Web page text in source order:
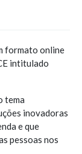
formato online
intitulado
tema
inovadoras
e que
pessoas nos